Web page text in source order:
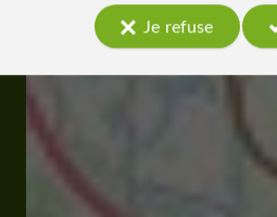
Je refuse